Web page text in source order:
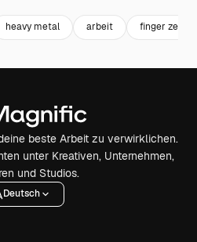
heavy metal arbeit finger zeigen
beste Arbeit zu verwirklichen.
unter Kreativen, Unternehmen,
und Studios.
Deutsch